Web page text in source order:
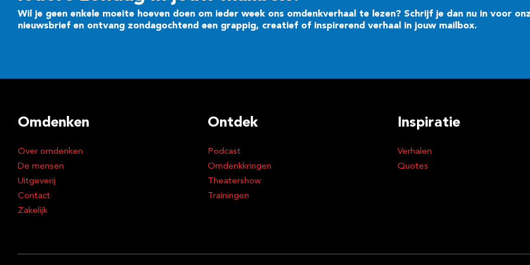
Wil je geen enkele moeite hoeven doen om ieder week ons omdenkverhaal te lezen? Schrijf je dan nu in voor
nieuwsbrief en ontvang zondagochtend een grappig, creatief of inspirerend verhaal in jouw mailbox.
Omdenken
Over omdenken
De mensen
Uitgeverij
Contact
Zakelijk
Ontdek
Podcast
Omdenkkringen
Theatershow
Trainingen
Inspiratie
Verhalen
Quotes